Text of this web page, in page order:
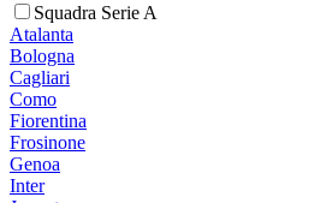
Squadra Serie A
Atalanta
Bologna
Cagliari
Como
Fiorentina
Frosinone
Genoa
Inter